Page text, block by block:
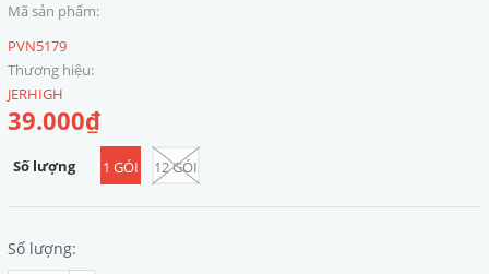
Mã sản phẩm:
PVN5179
Thương hiệu:
JERHIGH
39.000₫
Số lượng 1 GÓI 12 GÓI
Số lượng: